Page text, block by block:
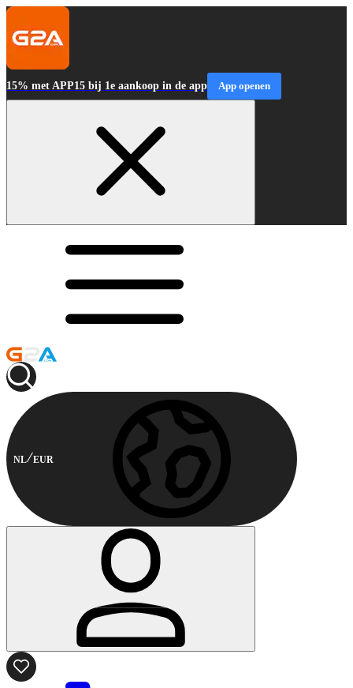
15% met APP15 bij 1e aankoop in de app App openen
NL EUR